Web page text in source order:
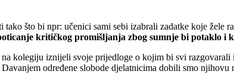
tako što bi npr: učenici sami sebi izabrali zadatke koje
kritičkog promišljanja zbog sumnje bi potaklo i
kolegiju iznijeli svoje prijedloge o kojim bi svi
određene slobode djelatnicima dobili smo